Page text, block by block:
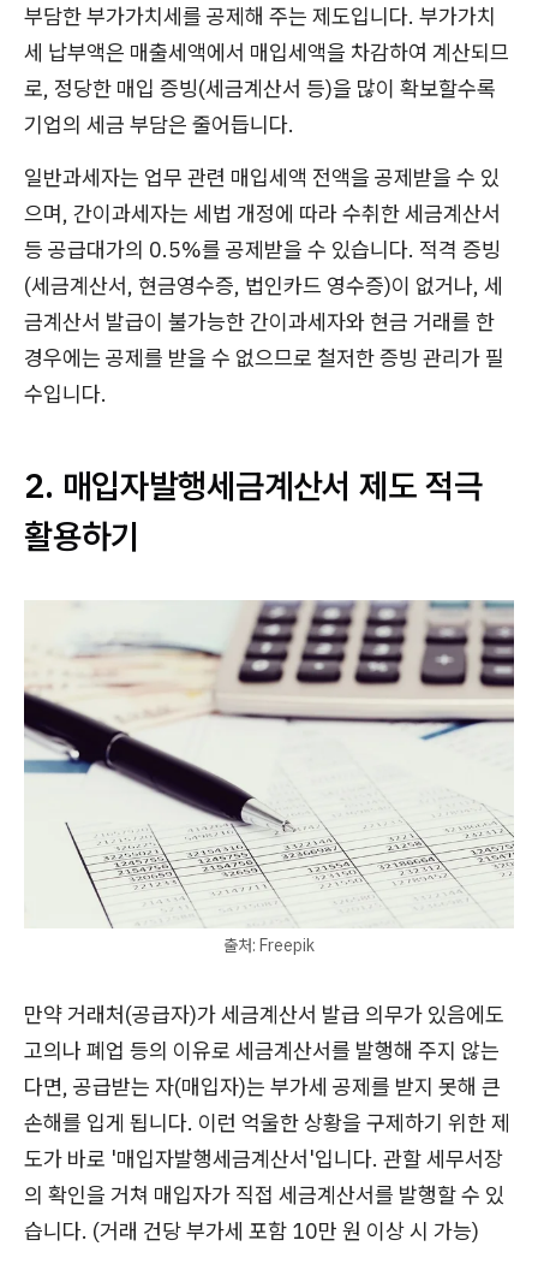
부담한 부가가치세를 공제해 주는 제도입니다. 부가가치
세 납부액은 매출세액에서 매입세액을 차감하여 계산되므
로, 정당한 매입 증빙(세금계산서 등)을 많이 확보할수록
기업의 세금 부담은 줄어듭니다.
일반과세자는 업무 관련 매입세액 전액을 공제받을 수 있
으며, 간이과세자는 세법 개정에 따라 수취한 세금계산서
등 공급대가의 0.5%를 공제받을 수 있습니다. 적격 증빙
(세금계산서, 현금영수증, 법인카드 영수증)이 없거나, 세
금계산서 발급이 불가능한 간이과세자와 현금 거래를 한
경우에는 공제를 받을 수 없으므로 철저한 증빙 관리가 필
수입니다.
2. 매입자발행세금계산서 제도 적극
활용하기
출처: Freepik
만약 거래처(공급자)가 세금계산서 발급 의무가 있음에도
고의나 폐업 등의 이유로 세금계산서를 발행해 주지 않는
다면, 공급받는 자(매입자)는 부가세 공제를 받지 못해 큰
손해를 입게 됩니다. 이런 억울한 상황을 구제하기 위한 제
도가 바로 '매입자발행세금계산서'입니다. 관할 세무서장
의 확인을 거쳐 매입자가 직접 세금계산서를 발행할 수 있
습니다. (거래 건당 부가세 포함 10만 원 이상 시 가능)